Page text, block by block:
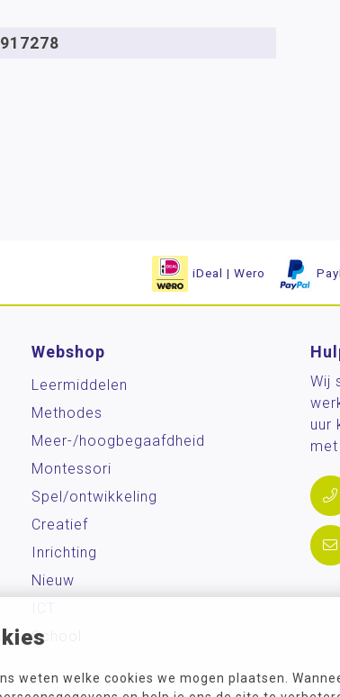
weten welke cookies we mogen plaatsen.
iDeal | Wero
Webshop
Leermiddelen
Methodes
Meer-/hoog­begaafdheid
Montessori
Spel/ontwikkeling
Creatief
Inrichting
Nieuw
School
Wij
uur